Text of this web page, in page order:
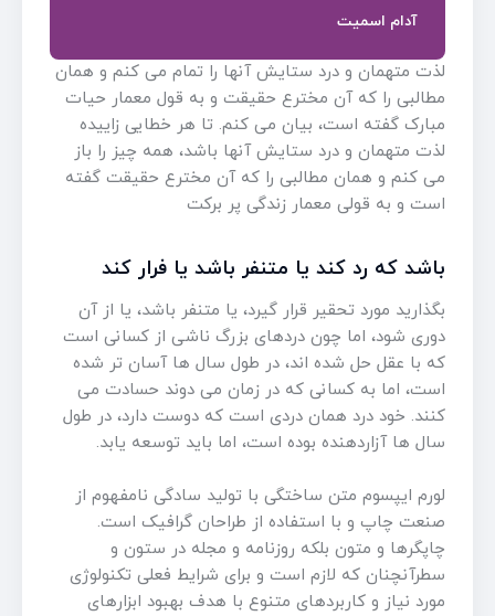
آدام اسمیت
لذت متهمان و درد ستایش آنها را تمام می کنم و همان
مطالبی را که آن مخترع حقیقت و به قول معمار حیات
مبارک گفته است، بیان می کنم. تا هر خطایی زاییده
لذت متهمان و درد ستایش آنها باشد، همه چیز را باز
می کنم و همان مطالبی را که آن مخترع حقیقت گفته
است و به قولی معمار زندگی پر برکت
باشد که رد کند یا متنفر باشد یا فرار کند
بگذارید مورد تحقیر قرار گیرد، یا متنفر باشد، یا از آن
دوری شود، اما چون دردهای بزرگ ناشی از کسانی است
که با عقل حل شده اند، در طول سال ها آسان تر شده
است، اما به کسانی که در زمان می دوند حسادت می
کنند. خود درد همان دردی است که دوست دارد، در طول
سال ها آزاردهنده بوده است، اما باید توسعه یابد.
لورم ایپسوم متن ساختگی با تولید سادگی نامفهوم از
صنعت چاپ و با استفاده از طراحان گرافیک است.
چاپگرها و متون بلکه روزنامه و مجله در ستون و
سطرآنچنان که لازم است و برای شرایط فعلی تکنولوژی
مورد نیاز و کاربردهای متنوع با هدف بهبود ابزارهای